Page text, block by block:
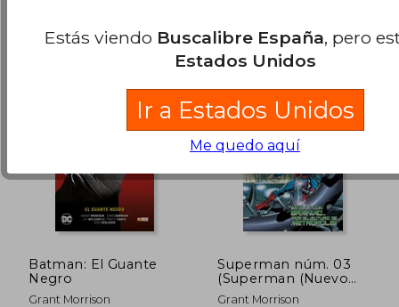
Batman: El Guante
Negro
Grant Morrison
Superman núm. 03
(Superman (Nuevo
Universo DC))
Grant Morrison
Estás viendo Buscalibre España, pero
Estados Unidos
Ir a Estados Unidos
Me quedo aquí